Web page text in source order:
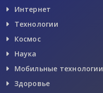
Интернет
Технологии
Космос
Наука
Мобильные технологии
Здоровье